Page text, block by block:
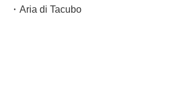
・Aria di Tacubo